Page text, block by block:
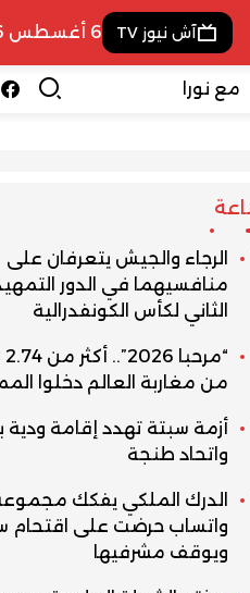
آش نيوز TV 6 أغسطس 2026 19:26
مع نورا
الرجاء والجيش يتعرفان على
منافسيهما في الدور
الثاني لكأس الكونفدرالية
من مغاربة العالم دخلوا
أزمة سبتة تهدد إقامة ودية
واتحاد طنجة
الدرك الملكي يفكك
واتساب حرضت على اقتحام
ويوقف مشرفيها